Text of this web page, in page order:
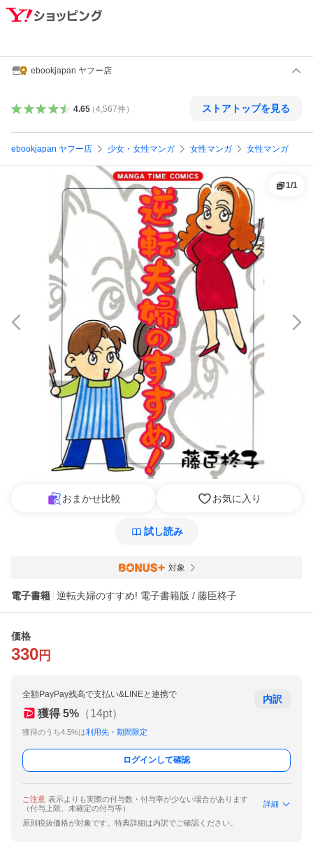
ebookjapan ヤフー店
4.65（4,567件） ストアトップを見る
ebookjapan ヤフー店 少女・女性マンガ 女性マンガ 女性マンガ
1/1
おまかせ比較 お気に入り
試し読み
対象
電子書籍 逆転夫婦のすすめ! 電子書籍版 / 藤臣柊子
価格
330 円
全額PayPay残高で支払い&LINEと連携で
獲得 5% （14pt）
獲得のうち4.5%は利用先・期間限定
内訳
ログインして確認
ご注意 表示よりも実際の付与数・付与率が少ない場合があります
（付与上限、未確定の付与等）
詳細
原則税抜価格が対象です。特典詳細は内訳でご確認ください。